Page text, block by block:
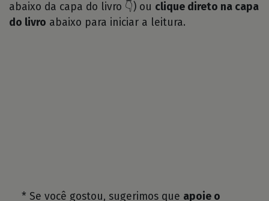
abaixo da capa do livro 👇) ou clique direto na capa
do livro abaixo para iniciar a leitura.
* Se você gostou, sugerimos que apoie o